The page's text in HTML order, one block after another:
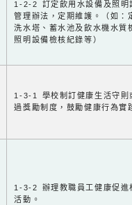
1-2-2 訂定飲用水設備及照明
管理辦法，定期維護。（如：
洗水塔、蓄水池及飲水機水質
照明設備檢核紀錄等）
1-3-1 學校制訂健康生活守則
過獎勵制度，鼓勵健康行為實
1-3-2 辦理教職員工健康促進
活動。